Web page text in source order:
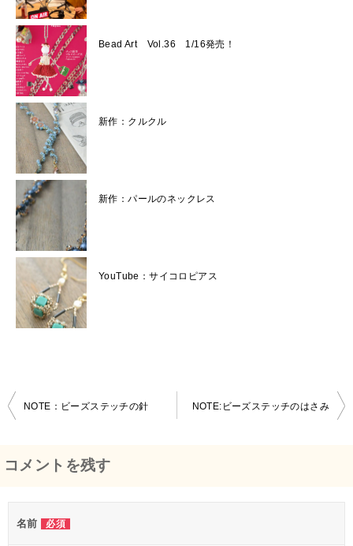
Bead Art Vol.36 1/16発売！
新作：クルクル
新作：パールのネックレス
YouTube：サイコロピアス
稿
NOTE：ビーズステッチの針 NOTE:ビーズステッチのはさみ
コメントを残す
名前 必須